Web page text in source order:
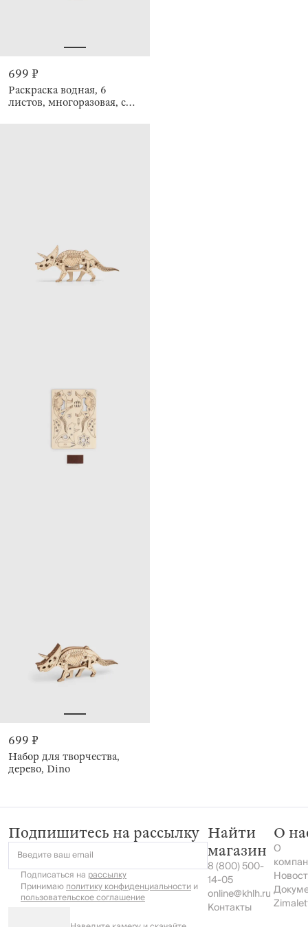
699 ₽
Раскраска водная, 6
листов, многоразовая, с
699 ₽
Набор для творчества,
дерево, Dino
Подпишитесь на рассылку
Введите ваш email
Подписаться на рассылку
Принимаюполитику конфиденциальностии
пользовательское соглашение
Найти
магазин
8 (800) 500-
14-05
online@khlh.ru
Контакты
О
О